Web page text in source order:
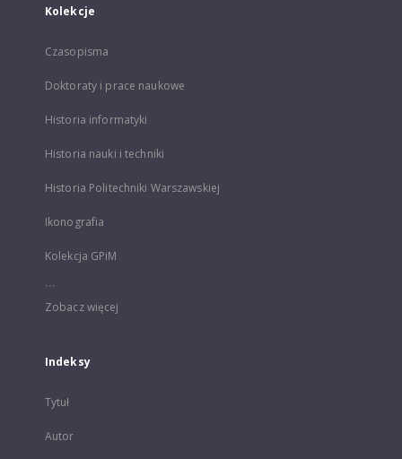
Kolekcje
Czasopisma
Doktoraty i prace naukowe
Historia informatyki
Historia nauki i techniki
Historia Politechniki Warszawskiej
Ikonografia
Kolekcja GPiM
...
Zobacz więcej
Indeksy
Tytuł
Autor